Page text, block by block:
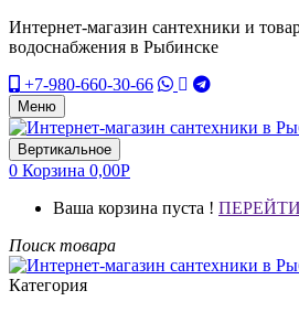
Интернет-магазин сантехники и
водоснабжения в Рыбинске
+7-980-660-30-66
Меню
Вертикальное
0 Корзина 0,00Р
Ваша корзина пуста !
Поиск товара
Категория